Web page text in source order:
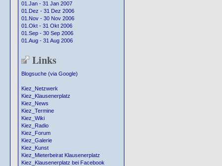
01.Jan - 31 Jan 2007
01.Dez - 31 Dez 2006
01.Nov - 30 Nov 2006
01.Okt - 31 Okt 2006
01.Sep - 30 Sep 2006
01.Aug - 31 Aug 2006
Links
Blogsuche (via Google)
Kiez_Netzwerk
Kiez_Klausenerplatz
Kiez_News
Kiez_Termine
Kiez_Wiki
Kiez_Radio
Kiez_Forum
Kiez_Galerie
Kiez_Kunst
Kiez_Mieterbeirat Klausenerplatz
Kiez_Klausenerplatz bei Facebook